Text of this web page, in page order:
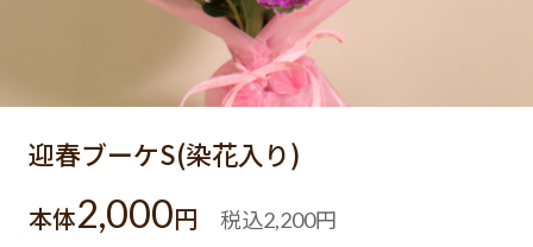
迎春ブーケS(染花入り)
本体2,000円 税込2,200円